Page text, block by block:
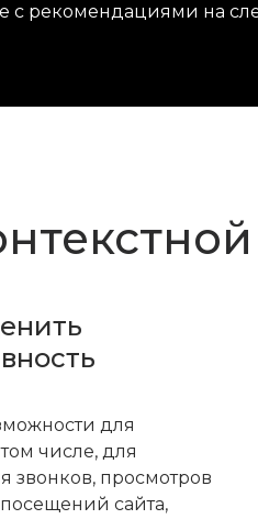
с рекомендациями на
для
числе, для
звонков, просмотров
сайта,